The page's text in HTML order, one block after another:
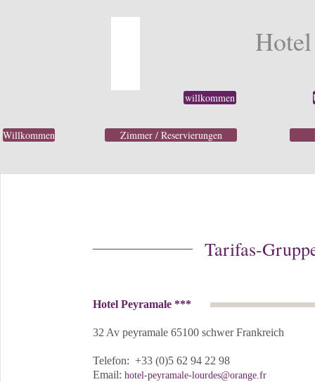
Willkommen Zimmer / Reservierungen
willkommen
Tarifas-
Hotel Peyramale ***
32 Av peyramale 65100 schwer Frankreich
Telefon: +33 (0)5 62 94 22 98
Email: hotel-peyramale-lourdes@orange.fr